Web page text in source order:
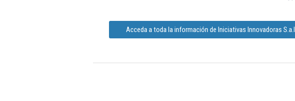
Acceda a toda la información de Iniciativas Innovadoras S.a.l.